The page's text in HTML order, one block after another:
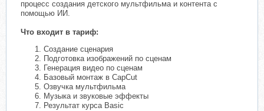
процесс создания детского мультфильма и контента с
помощью ИИ.
Что входит в тариф:
Создание сценария
Подготовка изображений по сценам
Генерация видео по сценам
Базовый монтаж в CapCut
Озвучка мультфильма
Музыка и звуковые эффекты
Результат курса Basic